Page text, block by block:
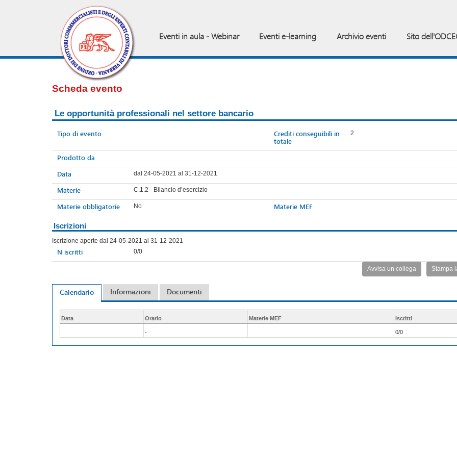
Eventi in aula - Webinar Eventi e-learning Archivio eventi Sito
Scheda evento
Le opportunità professionali nel settore bancario
Tipo di evento
Crediti conseguibili in
totale
2
Prodotto da
Data
dal 24-05-2021 al 31-12-2021
Materie C.1.2 - Bilancio d’esercizio
Materie obbligatorie No Materie MEF
Iscrizioni
Iscrizione aperte dal 24-05-2021 al 31-12-2021
N iscritti 0/0
Stampa
Avvisa un collega
Calendario Informazioni Documenti
Data Orario Materie MEF Iscritti
- 0/0